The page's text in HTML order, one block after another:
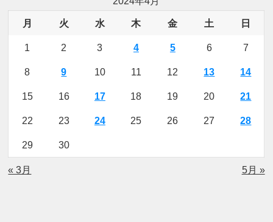
月 火 水 木 金 土 日
1 2 3 4 5 6 7
8 9 10 11 12 13 14
15 16 17 18 19 20 21
22 23 24 25 26 27 28
29 30
« 3月 5月 »